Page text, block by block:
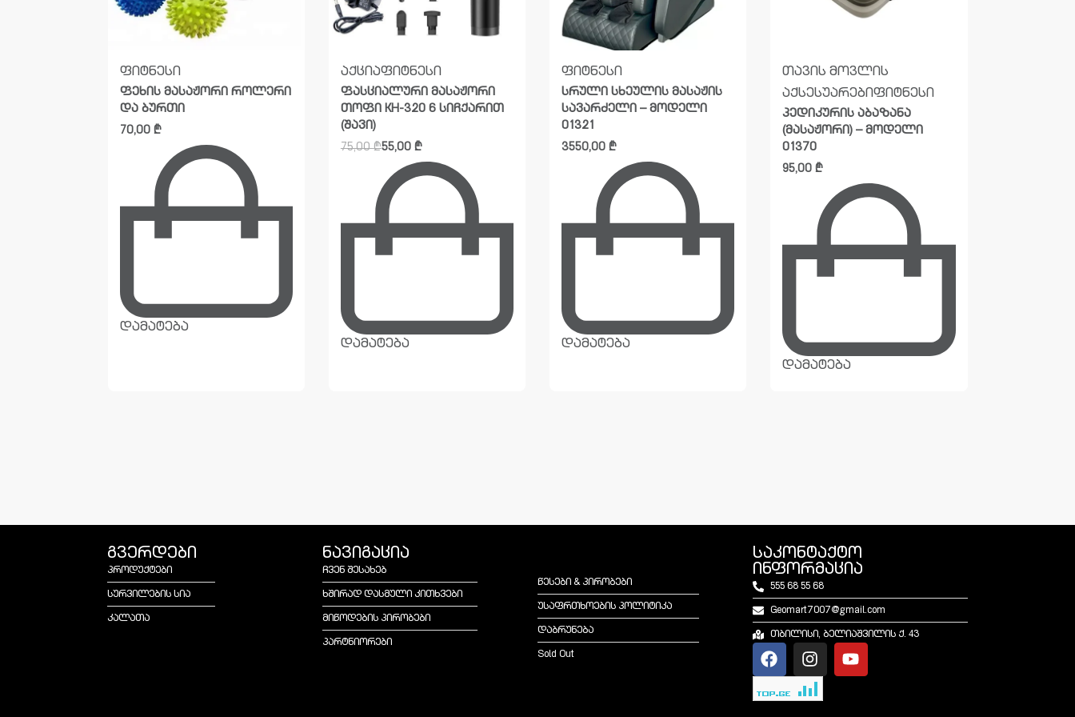
ფიტნესი
ფეხის მასაჟორი როლერი
და ბურთი
70,00 ₾
დამატება
აქციაფიტნესი
ფასციალური მასაჟორი
თოფი KH-320 6 სიჩქარით
(შავი)
75,00₾55,00 ₾
დამატება
ფიტნესი
სრული სხეულის მასაჟის
სავარძელი – მოდელი
01321
3550,00₾
დამატება
თავის მოვლის
აქსესუარებიფიტნესი
პედიკურის აბაზანა
(მასაჟორი) – მოდელი
01370
95,00₾
დამატება
გვერდები
პროდუქტები
სურვილების სია
კალათა
ნავიგაცია
ჩვენ შესახებ
ხშირად დასმული კითხვები
მიწოდების პირობები
პარტნიორები
წესები & პირობები
უსაფრთხოების პოლიტიკა
დაბრუნება
Sold Out
საკონტაქტო
ინფორმაცია
555 68 55 68
Geomart7007@gmail.com
თბილისი, ბელიაშვილის ქ. 43